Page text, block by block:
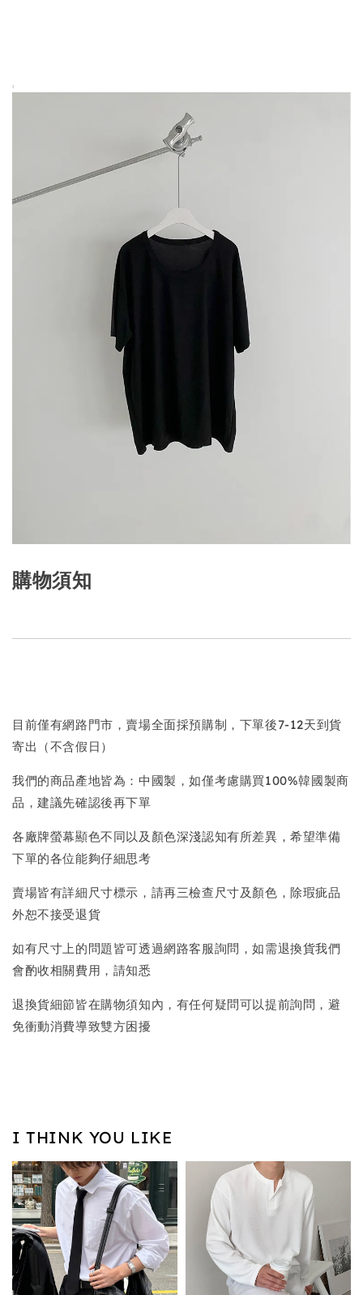
購物須知
目前僅有網路門市，賣場全面採預購制，下單後7-12天到貨
寄出（不含假日）
我們的商品產地皆為：中國製，如僅考慮購買100%韓國製商
品，建議先確認後再下單
各廠牌螢幕顯色不同以及顏色深淺認知有所差異，希望準備
下單的各位能夠仔細思考
賣場皆有詳細尺寸標示，請再三檢查尺寸及顏色，除瑕疵品
外恕不接受退貨
如有尺寸上的問題皆可透過網路客服詢問，如需退換貨我們
會酌收相關費用，請知悉
退換貨細節皆在購物須知內，有任何疑問可以提前詢問，避
免衝動消費導致雙方困擾
I THINK YOU LIKE